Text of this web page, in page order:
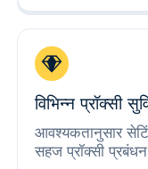
विभिन्न प्रॉक्सी
आवश्यकतानुसार
सहज प्रॉक्सी